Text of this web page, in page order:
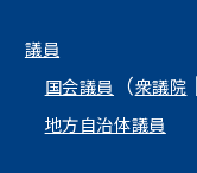
議員
国会議員
（衆議院
地方自治体議員